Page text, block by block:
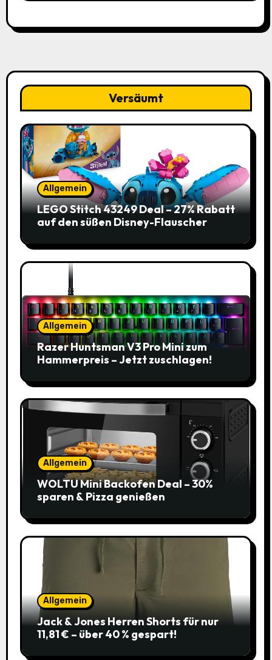
Versäumt
Allgemein
LEGO Stitch 43249 Deal – 27% Rabatt
auf den süßen Disney-Flauscher
Allgemein
Razer Huntsman V3 Pro Mini zum
Hammerpreis – Jetzt zuschlagen!
Allgemein
WOLTU Mini Backofen Deal – 30%
sparen & Pizza genießen
Allgemein
Jack & Jones Herren Shorts für nur
11,81 € – über 40 % gespart!